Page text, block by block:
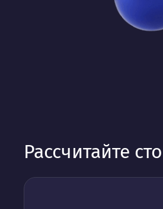
Рассчитайте